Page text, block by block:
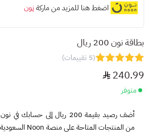
اضغط هنا للمزيد من ماركة نون
بطاقة نون 200 ريال
(5 تقييمات)
240.99
متوفر
أضف رصيد بقيمة 200 ريال إلى
من المنتجات المتاحة على منصة Noon السعودية.